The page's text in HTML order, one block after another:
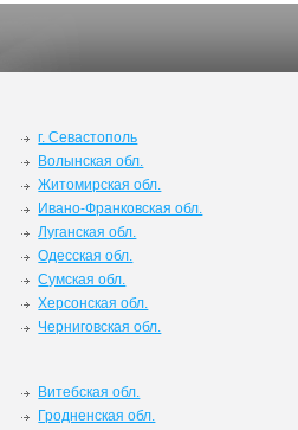
г. Севастополь
Волынская обл.
Житомирская обл.
Ивано-Франковская обл.
Луганская обл.
Одесская обл.
Сумская обл.
Херсонская обл.
Черниговская обл.
Витебская обл.
Гродненская обл.